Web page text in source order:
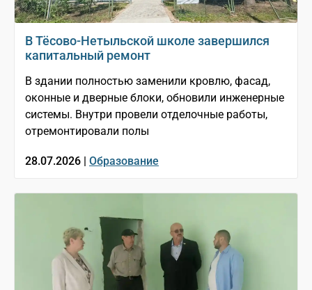
В Тёсово-Нетыльской школе завершился
капитальный ремонт
В здании полностью заменили кровлю, фасад,
оконные и дверные блоки, обновили инженерные
системы. Внутри провели отделочные работы,
отремонтировали полы
28.07.2026 | Образование